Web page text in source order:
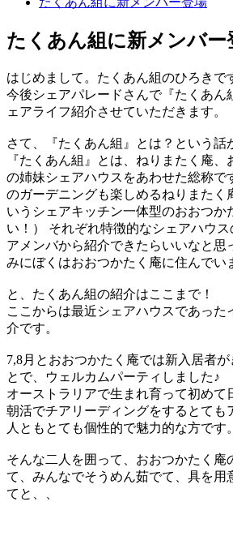
たくあん組に新メンバー
はじめまして。たくあん組のひろきで
今後シェアパレードさんで『たくあん
ェアライフ紹介させていただきます。
さて、『たくあん組』とは？という話
『たくあん組』とは、ねりまたく庵
の姉妹シェアハウスをあわせた総称で
のガーデニングも楽しめるねりまたく
いうシェアキッチン一体型のおおつか
い！） それぞれ特徴的なシェアハウ
アメンバから紹介できたらいいなと思
みにぼくはおおつかたく庵に住んでい
と、たくあん組の紹介はここまで！
ここからは最近シェアハウスであった
介です。
7,8月とおおつかたく庵では新入居者
とで、ウェルカムパーティしました♪
オーストラリアで生まれ育って初めて
朝活でチアリーディングをするとても
人ともとても個性的で魅力的な方です。
そんな二人を囲って、おおつかたく庵
て、みんなでそうめん茹でて、具を用
てと、、